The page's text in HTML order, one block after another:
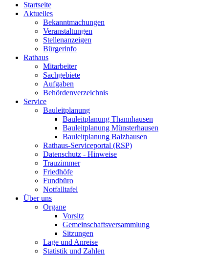
Startseite
Aktuelles
Bekanntmachungen
Veranstaltungen
Stellenanzeigen
Bürgerinfo
Rathaus
Mitarbeiter
Sachgebiete
Aufgaben
Behördenverzeichnis
Service
Bauleitplanung
Bauleitplanung Thannhausen
Bauleitplanung Münsterhausen
Bauleitplanung Balzhausen
Rathaus-Serviceportal (RSP)
Datenschutz - Hinweise
Trauzimmer
Friedhöfe
Fundbüro
Notfalltafel
Über uns
Organe
Vorsitz
Gemeinschaftsversammlung
Sitzungen
Lage und Anreise
Statistik und Zahlen